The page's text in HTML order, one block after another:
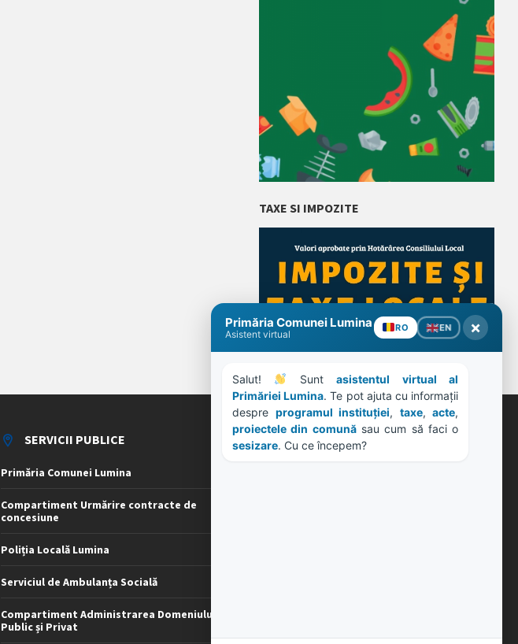
TAXE SI IMPOZITE
SERVICII PUBLICE
Primăria Comunei Lumina
Compartiment Urmărire contracte de
concesiune
Poliția Locală Lumina
Serviciul de Ambulanța Socială
Compartiment Administrarea Domeniului
Public și Privat
ORE DE LUCRU